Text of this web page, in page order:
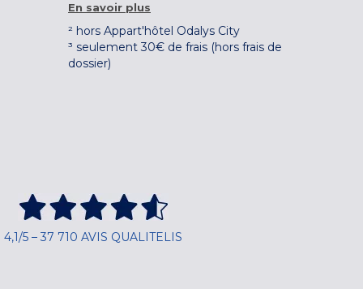
En savoir plus
² hors Appart'hôtel Odalys City
³ seulement 30€ de frais (hors frais de
dossier)
4,1/5 – 37 710 AVIS QUALITELIS